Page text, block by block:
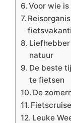
Voor wie
natuur
De beste
te fietsen
De
Leuke